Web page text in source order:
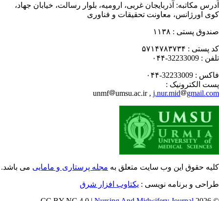
مکاتبه:آذربایجان غربی، ارومیه، بلوار رسالت، خیابان جهاد،
اورژانس، معاونت تحقیقات و فناوری
پستی : ۱۱۳۸
پستی : ۵۷۱۴۷۸۳۷۳۴
: 32233009-۰۴۴
: 32233009-۰۴۴
الکترونیک :
unmf
umsu.ac.ir ,j.nur.mid
حقوق این وب سایت متعلق بهمجله پرستاری و ماماییمی باشد.
و برنامه نویسی : یکتاوب افزار شرق